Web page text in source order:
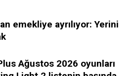
emekliye ayrılıyor: Yerini
Ağustos 2026 oyunları